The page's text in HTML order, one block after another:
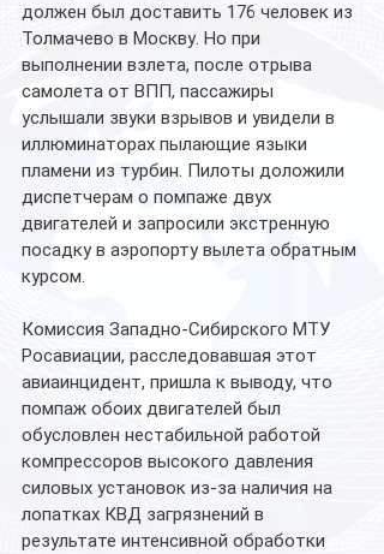
должен был доставить 176 человек из
Толмачево в Москву. Но при
выполнении взлета, после отрыва
самолета от ВПП, пассажиры
услышали звуки взрывов и увидели в
иллюминаторах пылающие языки
пламени из турбин. Пилоты доложили
диспетчерам о помпаже двух
двигателей и запросили экстренную
посадку в аэропорту вылета обратным
курсом.
Комиссия Западно-Сибирского МТУ
Росавиации, расследовавшая этот
авиаинцидент, пришла к выводу, что
помпаж обоих двигателей был
обусловлен нестабильной работой
компрессоров высокого давления
силовых установок из-за наличия на
лопатках КВД загрязнений в
результате интенсивной обработки